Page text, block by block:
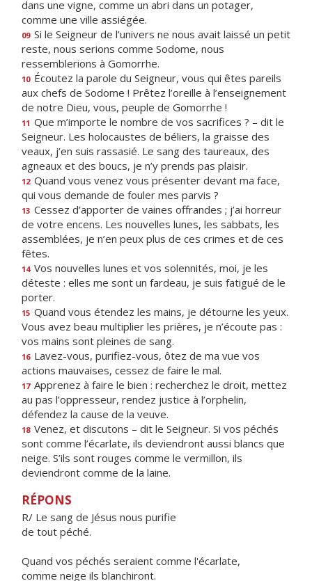
dans une vigne, comme un abri dans un potager,
comme une ville assiégée.
09 Si le Seigneur de l’univers ne nous avait laissé un petit
reste, nous serions comme Sodome, nous
ressemblerions à Gomorrhe.
10 Écoutez la parole du Seigneur, vous qui êtes pareils
aux chefs de Sodome ! Prêtez l’oreille à l’enseignement
de notre Dieu, vous, peuple de Gomorrhe !
11 Que m’importe le nombre de vos sacrifices ? – dit le
Seigneur. Les holocaustes de béliers, la graisse des
veaux, j’en suis rassasié. Le sang des taureaux, des
agneaux et des boucs, je n’y prends pas plaisir.
12 Quand vous venez vous présenter devant ma face,
qui vous demande de fouler mes parvis ?
13 Cessez d’apporter de vaines offrandes ; j’ai horreur
de votre encens. Les nouvelles lunes, les sabbats, les
assemblées, je n’en peux plus de ces crimes et de ces
fêtes.
14 Vos nouvelles lunes et vos solennités, moi, je les
déteste : elles me sont un fardeau, je suis fatigué de le
porter.
15 Quand vous étendez les mains, je détourne les yeux.
Vous avez beau multiplier les prières, je n’écoute pas :
vos mains sont pleines de sang.
16 Lavez-vous, purifiez-vous, ôtez de ma vue vos
actions mauvaises, cessez de faire le mal.
17 Apprenez à faire le bien : recherchez le droit, mettez
au pas l’oppresseur, rendez justice à l’orphelin,
défendez la cause de la veuve.
18 Venez, et discutons – dit le Seigneur. Si vos péchés
sont comme l’écarlate, ils deviendront aussi blancs que
neige. S’ils sont rouges comme le vermillon, ils
deviendront comme de la laine.
RÉPONS
R/ Le sang de Jésus nous purifie
de tout péché.
Quand vos péchés seraient comme l'écarlate,
comme neige ils blanchiront.